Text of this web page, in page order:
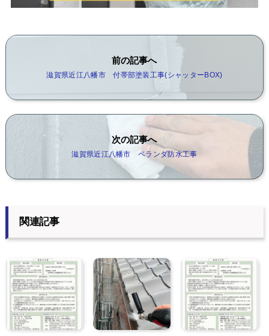
前の記事へ
滋賀県近江八幡市 付帯部塗装工事(シャッターBOX)
次の記事へ
滋賀県近江八幡市 ベランダ防水工事
関連記事